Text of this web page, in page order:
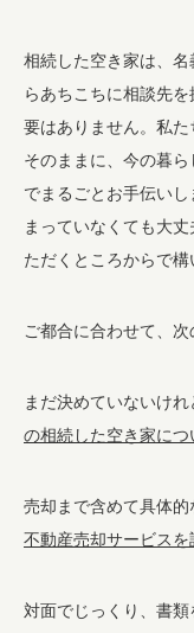
相続した空き家は、
らあちこちに相談先
要はありません。私
そのままに、今の暮
でまるごとお手伝い
まっていなくても大
ただくところからで構
ご都合に合わせて、次
まだ決めていないけ
の相続した空き家に
売却まで含めて具体的
不動産売却サービスを
対面でじっくり、書類